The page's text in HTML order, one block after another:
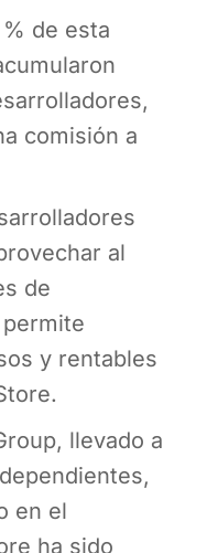
de esta
comisión a
al
de
y rentables
llevado a
en el
ha sido